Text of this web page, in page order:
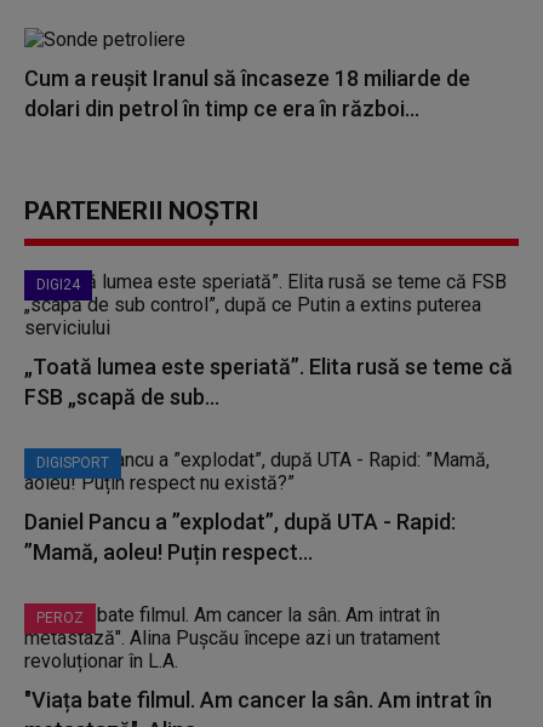
Cum a reuşit Iranul să încaseze 18 miliarde de
dolari din petrol în timp ce era în război...
PARTENERII NOȘTRI
DIGI24
„Toată lumea este speriată”. Elita rusă se teme că
FSB „scapă de sub...
DIGISPORT
Daniel Pancu a ”explodat”, după UTA - Rapid:
”Mamă, aoleu! Puțin respect...
PEROZ
"Viața bate filmul. Am cancer la sân. Am intrat în